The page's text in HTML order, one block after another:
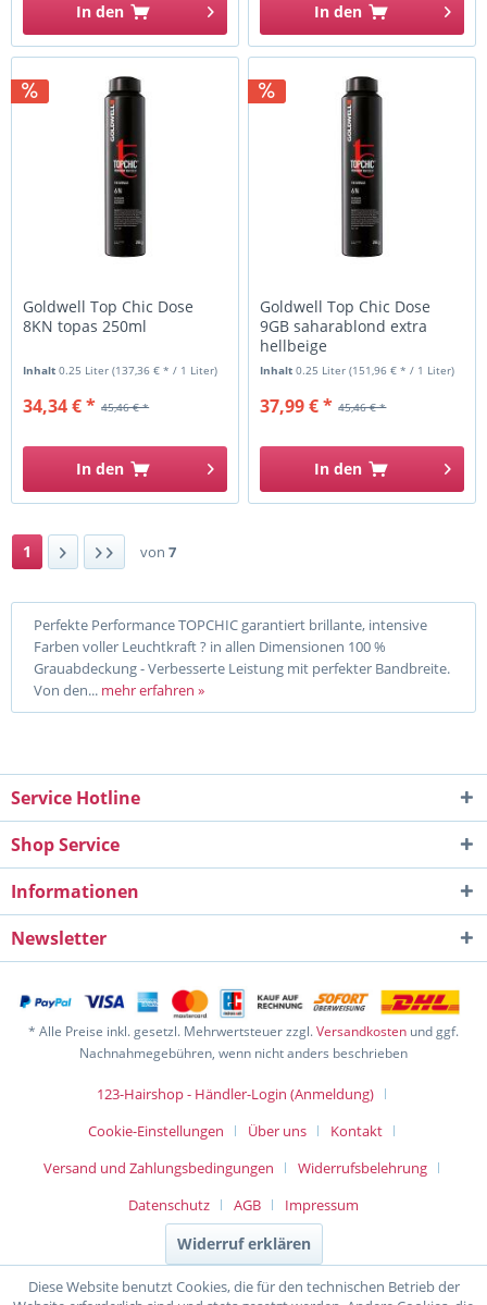
In den In den
Goldwell Top Chic Dose
8KN topas 250ml
Inhalt0.25 Liter(137,36 € * / 1 Liter)
45,46 € *
34,34 € *
In den
Goldwell Top Chic Dose
9GB saharablond extra
hellbeige
Inhalt0.25 Liter(151,96 € * / 1 Liter)
45,46 € *
37,99 € *
In den
1 von 7
Perfekte Performance TOPCHIC garantiert brillante, intensive
Farben voller Leuchtkraft ? in allen Dimensionen 100 %
Grauabdeckung - Verbesserte Leistung mit perfekter Bandbreite.
Von den... mehr erfahren »
Service Hotline
Shop Service
Informationen
Newsletter
* Alle Preise inkl. gesetzl. Mehrwertsteuer zzgl.Versandkosten und ggf.
Nachnahmegebühren, wenn nicht anders beschrieben
123-Hairshop - Händler-Login (Anmeldung)
Cookie-Einstellungen
Über uns
Kontakt
Versand und Zahlungsbedingungen
Widerrufsbelehrung
Datenschutz
AGB Impressum
Widerruf erklären
Diese Website benutzt Cookies, die für den technischen Betrieb der